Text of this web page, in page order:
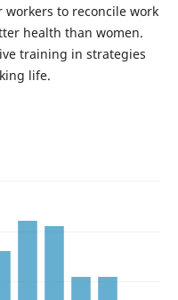
to reconcile work
health than women.
training in strategies
life.